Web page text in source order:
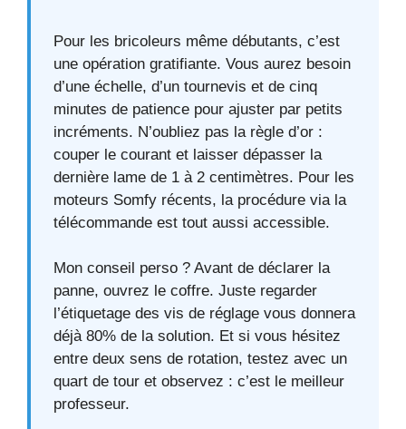
Pour les bricoleurs même débutants, c’est
une opération gratifiante. Vous aurez besoin
d’une échelle, d’un tournevis et de cinq
minutes de patience pour ajuster par petits
incréments. N’oubliez pas la règle d’or :
couper le courant et laisser dépasser la
dernière lame de 1 à 2 centimètres. Pour les
moteurs Somfy récents, la procédure via la
télécommande est tout aussi accessible.
Mon conseil perso ? Avant de déclarer la
panne, ouvrez le coffre. Juste regarder
l’étiquetage des vis de réglage vous donnera
déjà 80% de la solution. Et si vous hésitez
entre deux sens de rotation, testez avec un
quart de tour et observez : c’est le meilleur
professeur.